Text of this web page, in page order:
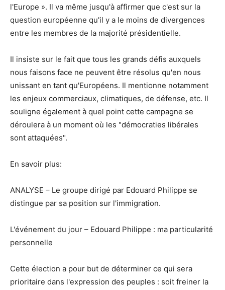
l'Europe ». Il va même jusqu'à affirmer que c'est sur la
question européenne qu'il y a le moins de divergences
entre les membres de la majorité présidentielle.
Il insiste sur le fait que tous les grands défis auxquels
nous faisons face ne peuvent être résolus qu'en nous
unissant en tant qu'Européens. Il mentionne notamment
les enjeux commerciaux, climatiques, de défense, etc. Il
souligne également à quel point cette campagne se
déroulera à un moment où les "démocraties libérales
sont attaquées".
En savoir plus:
ANALYSE – Le groupe dirigé par Edouard Philippe se
distingue par sa position sur l'immigration.
L'événement du jour – Edouard Philippe : ma particularité
personnelle
Cette élection a pour but de déterminer ce qui sera
prioritaire dans l'expression des peuples : soit freiner la